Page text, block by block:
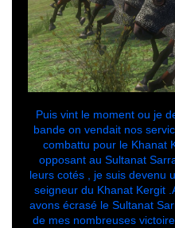
Puis vint le moment ou je
bande on vendait nos
combattu pour le Khanat
opposant au Sultanat
leurs cotés , je suis devenu
seigneur du Khanat Kergit
avons écrasé le Sultanat
de mes nombreuses